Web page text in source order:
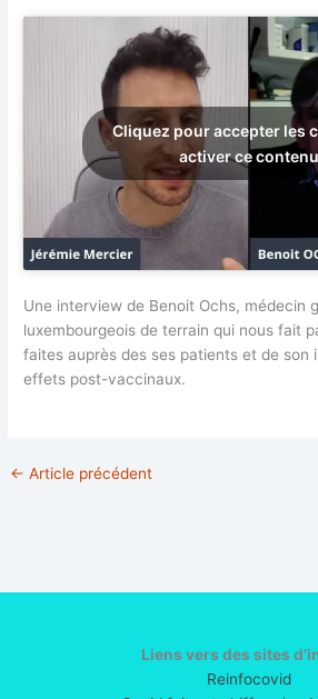
Cliquez pour accepter les
activer ce contenu
Une interview de Benoit Ochs, médecin
luxembourgeois de terrain qui nous fait
faites auprès des ses patients et de son
effets post-vaccinaux.
← Article précédent
Liens vers des sites
Reinfocovid